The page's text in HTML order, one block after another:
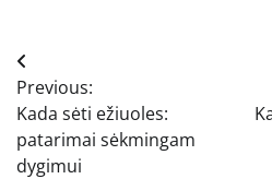
Navigacija
tarp
įrašų
Previous:
Kada sėti ežiuoles:
patarimai sėkmingam
dygimui